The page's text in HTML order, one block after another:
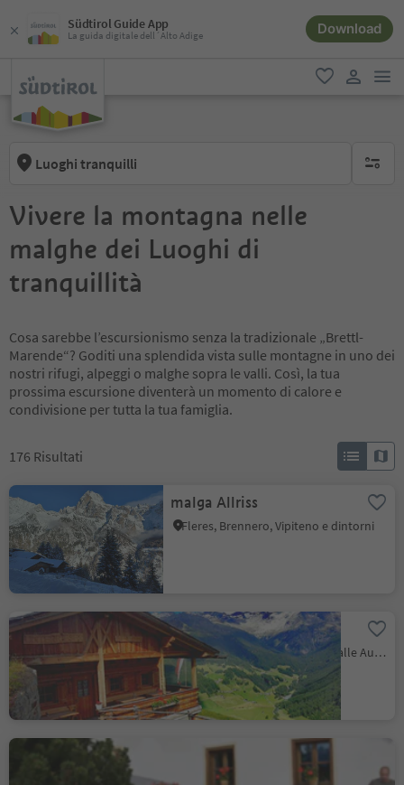
Südtirol Guide App
La guida digitale dell´Alto Adige Download
favoriti
Luoghi tranquilli
Vivere la montagna nelle
malghe dei Luoghi di
tranquillità
Cosa sarebbe l’escursionismo senza la tradizionale „Brettl-
Marende“? Goditi una splendida vista sulle montagne in uno dei
nostri rifugi, alpeggi o malghe sopra le valli. Così, la tua
prossima escursione diventerà un momento di calore e
condivisione per tutta la tua famiglia.
176 Risultati
malga Allriss
Fleres, Brennero, Vipiteno e dintorni
Malga Unterrieser
Riva di Tures, Campo Tures, Valle Aurina
Locanda Braunhof
Smudres, Val di Vizze, Vipiteno e dintorni